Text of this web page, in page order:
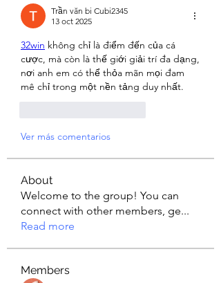
Trần văn bi Cubi2345
13 oct 2025
32win không chỉ là điểm đến của cá
cược, mà còn là thế giới giải trí đa dạng,
nơi anh em có thể thỏa mãn mọi đam
mê chỉ trong một nền tảng duy nhất.
Ver más comentarios
About
Welcome to the group! You can
connect with other members, ge...
Read more
Members